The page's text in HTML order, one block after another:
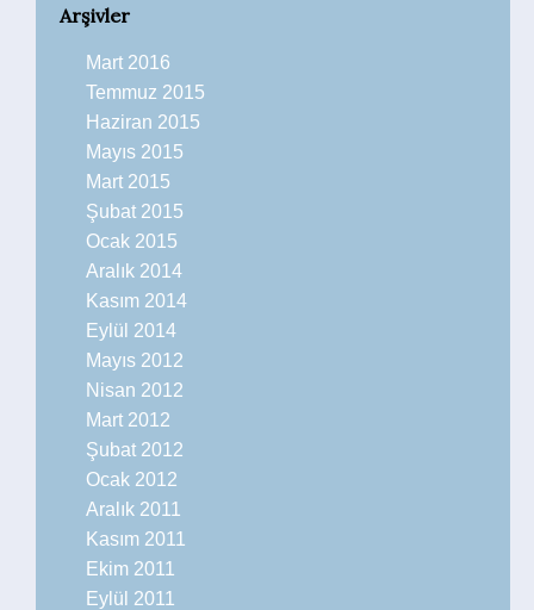
Arşivler
Mart 2016
Temmuz 2015
Haziran 2015
Mayıs 2015
Mart 2015
Şubat 2015
Ocak 2015
Aralık 2014
Kasım 2014
Eylül 2014
Mayıs 2012
Nisan 2012
Mart 2012
Şubat 2012
Ocak 2012
Aralık 2011
Kasım 2011
Ekim 2011
Eylül 2011